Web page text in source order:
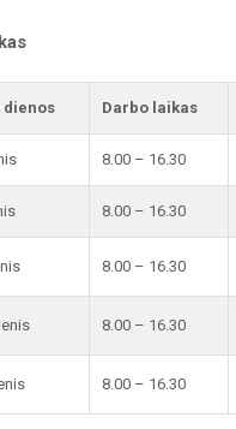
dienos Darbo laikas
8.00 – 16.30
8.00 – 16.30
8.00 – 16.30
8.00 – 16.30
8.00 – 16.30